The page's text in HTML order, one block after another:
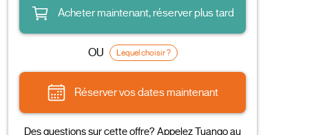
Acheter maintenant, réserver plus tard
OU Lequel choisir ?
Réserver vos dates maintenant
Des questions sur cette offre? Appelez Tuango au